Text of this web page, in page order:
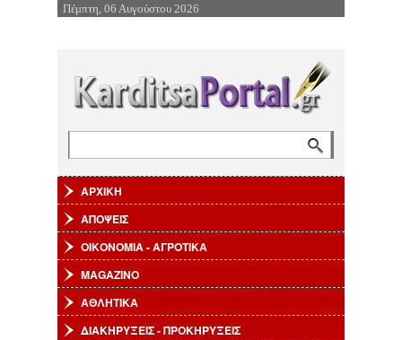
Επιστροφή στην Πλοήγηση
Πέμπτη, 06 Αυγούστου 2026
ΑΡΧΙΚΗ
ΑΠΟΨΕΙΣ
ΟΙΚΟΝΟΜΙΑ - ΑΓΡΟΤΙΚΑ
MAGAZINO
ΑΘΛΗΤΙΚΑ
ΔΙΑΚΗΡΥΞΕΙΣ - ΠΡΟΚΗΡΥΞΕΙΣ